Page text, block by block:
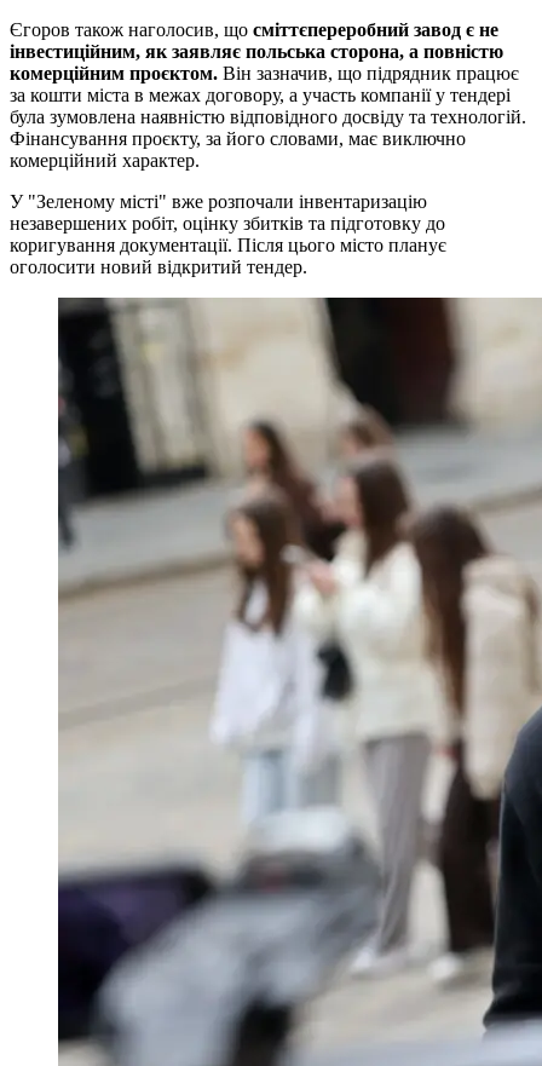
Єгоров також наголосив, що сміттєпереробний завод є не
інвестиційним, як заявляє польська сторона, а повністю
комерційним проєктом. Він зазначив, що підрядник працює
за кошти міста в межах договору, а участь компанії у тендері
була зумовлена наявністю відповідного досвіду та технологій.
Фінансування проєкту, за його словами, має виключно
комерційний характер.
У "Зеленому місті" вже розпочали інвентаризацію
незавершених робіт, оцінку збитків та підготовку до
коригування документації. Після цього місто планує
оголосити новий відкритий тендер.